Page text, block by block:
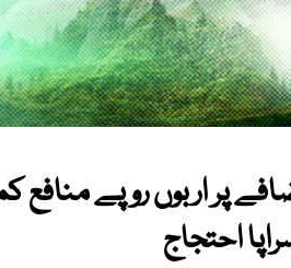
پر اربوں روپے منافع
احتجاج